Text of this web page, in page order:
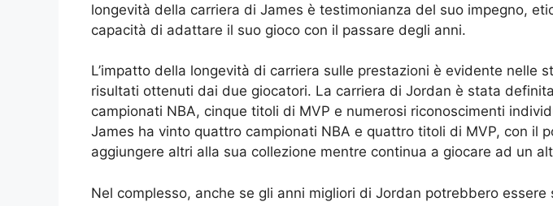
longevità della carriera di James è testimonianza del suo impegno,
capacità di adattare il suo gioco con il passare degli anni.
L’impatto della longevità di carriera sulle prestazioni è evidente nelle
risultati ottenuti dai due giocatori. La carriera di Jordan è stata
campionati NBA, cinque titoli di MVP e numerosi riconoscimenti
James ha vinto quattro campionati NBA e quattro titoli di MVP, con il
aggiungere altri alla sua collezione mentre continua a giocare ad un
Nel complesso, anche se gli anni migliori di Jordan potrebbero